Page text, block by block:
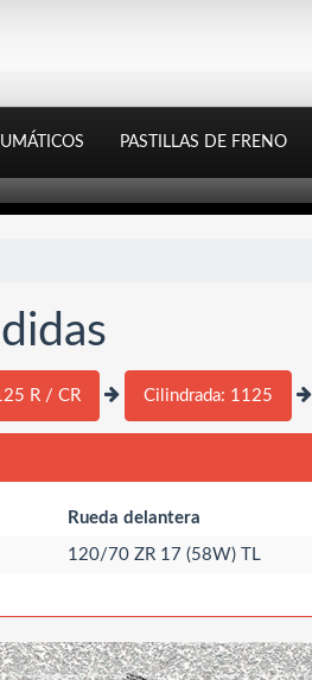
PASTILLAS DE FRENO
R / CR Cilindrada: 1125
Rueda delantera
120/70 ZR 17 (58W) TL